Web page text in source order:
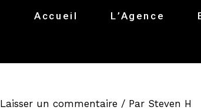
Accueil L’Agence
Laisser un commentaire / Par Steven H